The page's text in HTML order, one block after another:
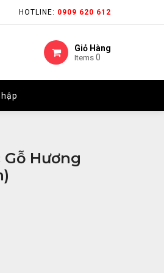
HOTLINE: 0909 620 612
Giỏ Hàng
Items 0
HOTLINE: 0909 620 612
Giỏ Hàng
Items 0
Hương